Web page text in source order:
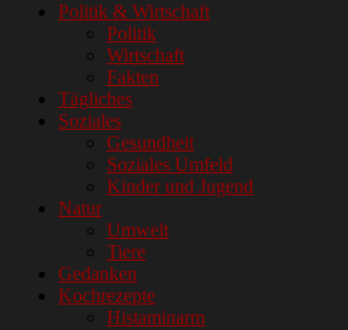
Politik & Wirtschaft
Politik
Wirtschaft
Fakten
Tägliches
Soziales
Gesundheit
Soziales Umfeld
Kinder und Jugend
Natur
Umwelt
Tiere
Gedanken
Kochrezepte
Histaminarm